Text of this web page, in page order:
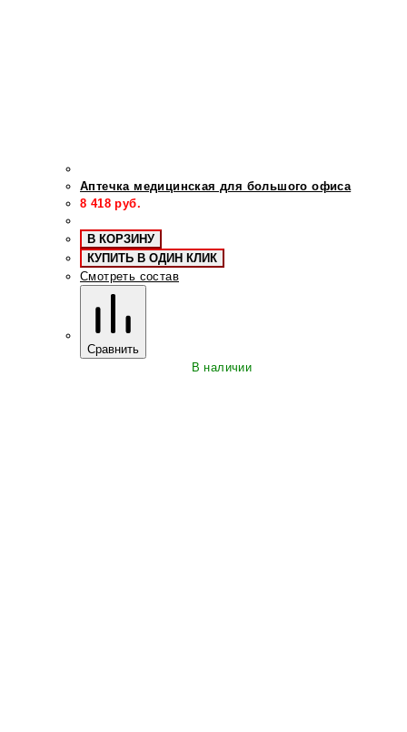
Аптечка медицинская для большого офиса
8 418 руб.
В КОРЗИНУ
КУПИТЬ В ОДИН КЛИК
Смотреть состав
Сравнить
В наличии